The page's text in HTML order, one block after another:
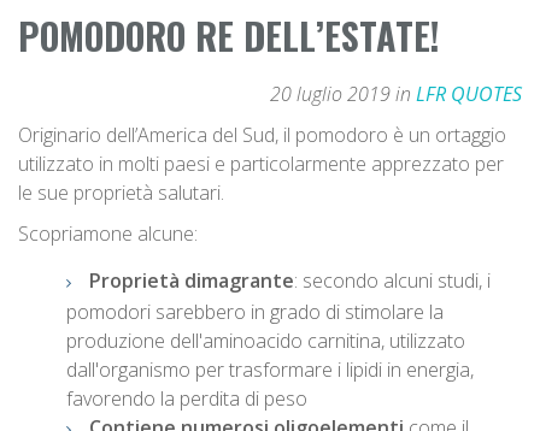
POMODORO RE DELL’ESTATE!
20 luglio 2019 in LFR QUOTES
Originario dell’America del Sud, il pomodoro è un ortaggio
utilizzato in molti paesi e particolarmente apprezzato per
le sue proprietà salutari.
Scopriamone alcune:
Proprietà dimagrante: secondo alcuni studi, i
pomodori sarebbero in grado di stimolare la
produzione dell'aminoacido carnitina, utilizzato
dall'organismo per trasformare i lipidi in energia,
favorendo la perdita di peso